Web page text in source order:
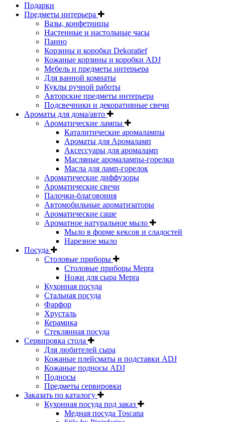
Подарки
Предметы интерьера
Вазы, конфетницы
Настенные и настольные часы
Панно
Корзины и коробки Dekoratief
Кожаные корзины и коробки ADJ
Мебель и предметы интерьера
Для ванной комнаты
Куклы ручной работы
Авторские предметы интерьера
Подсвечники и декоративные свечи
Ароматы для дома/авто
Ароматические лампы
Каталитические аромалампы
Ароматы для Аромаламп
Аксессуары для аромаламп
Масляные аромалампы-горелки
Масла для ламп-горелок
Ароматические диффузоры
Ароматические свечи
Палочки-благовония
Автомобильные ароматизаторы
Ароматические саше
Ароматное натуральное мыло
Мыло в форме кексов и сладостей
Нарезное мыло
Посуда
Столовые приборы
Столовые приборы Mepra
Ножи для сыра Mepra
Кухонная посуда
Стальная посуда
Фарфор
Хрусталь
Керамика
Стеклянная посуда
Сервировка стола
Для любителей сыра
Кожаные плейсматы и подставки ADJ
Кожаные подносы ADJ
Подносы
Предметы сервировки
Заказать по каталогу
Кухонная посуда под заказ
Медная посуда Toscana